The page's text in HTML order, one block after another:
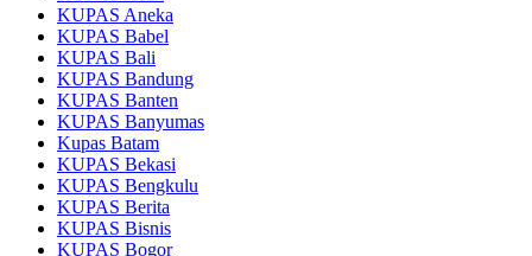
KUPAS Aneka
KUPAS Babel
KUPAS Bali
KUPAS Bandung
KUPAS Banten
KUPAS Banyumas
Kupas Batam
KUPAS Bekasi
KUPAS Bengkulu
KUPAS Berita
KUPAS Bisnis
KUPAS Bogor